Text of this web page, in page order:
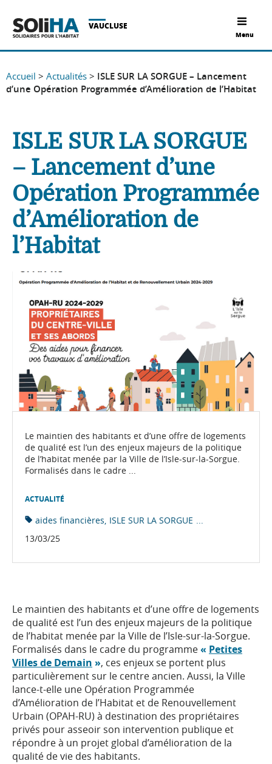
Menu
VAUCLUSE
Accueil > Actualités > ISLE SUR LA SORGUE – Lancement
d’une Opération Programmée d’Amélioration de l’Habitat
ISLE SUR LA SORGUE
– Lancement d’une
Opération Programmée
d’Amélioration de
l’Habitat
Le maintien des habitants et d’une offre de logements
de qualité est l’un des enjeux majeurs de la politique
de l’habitat menée par la Ville de l’Isle-sur-la-Sorgue.
Formalisés dans le cadre ...
ACTUALITÉ
aides financières ISLE SUR LA SORGUE ...
13/03/25
Le maintien des habitants et d’une offre de logements
de qualité est l’un des enjeux majeurs de la politique
de l’habitat menée par la Ville de l’Isle-sur-la-Sorgue.
Formalisés dans le cadre du programme« Petites
Villes de Demain », ces enjeux se portent plus
particulièrement sur le centre ancien. Aussi, la Ville
lance-t-elle une Opération Programmée
d’Amélioration de l’Habitat et de Renouvellement
Urbain (OPAH-RU) à destination des propriétaires
privés pour asseoir son intervention publique et
répondre à un projet global d’amélioration de la
qualité de vie des habitants.